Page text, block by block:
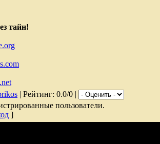
тайн!
| Рейтинг: 0.0/0 |
пользователи.
]